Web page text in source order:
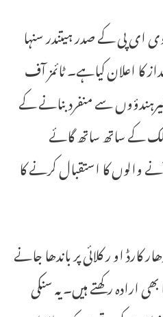
پی کے صدر ہیتندر سنہا
کا اعلان کیاہے۔ ٹائمز آف
سے منفرد بنانے کے
کے ساتھ ساتھ گائے
والوں کا استقبال کرنے کا
او ر کلائی پر باندھا جانے
بھی ارادہ رکھتے ہیں۔یہ سنکی